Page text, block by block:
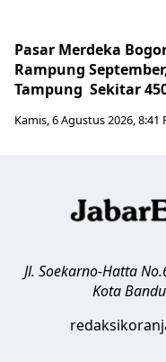
Pasar Merdeka
Rampung
Tampung Sekitar
Kamis, 6 Agustus 2026, 8:41
Jl. Soekarno-Hatta
Kota